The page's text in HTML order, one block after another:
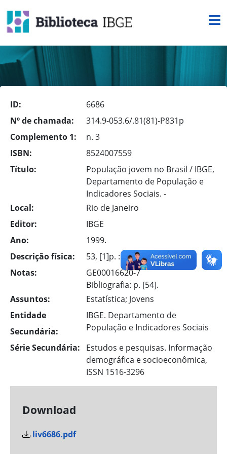
ID:
6686
Nº de chamada:
314.9-053.6/.81(81)-P831p
Complemento 1:
n. 3
ISBN:
8524007559
Título:
População jovem no Brasil / IBGE,
Departamento de População e
Indicadores Sociais. -
Local:
Rio de Janeiro
Editor:
IBGE
Ano:
1999.
Descrição física:
53, [1]p. : il. -
Notas:
GE00016620-7
Bibliografia: p. [54].
Assuntos:
Estatística; Jovens
Entidade
Secundária:
IBGE. Departamento de
População e Indicadores Sociais
Série Secundária:
Estudos e pesquisas. Informação
demográfica e socioeconômica,
ISSN 1516-3296
Download
liv6686.pdf